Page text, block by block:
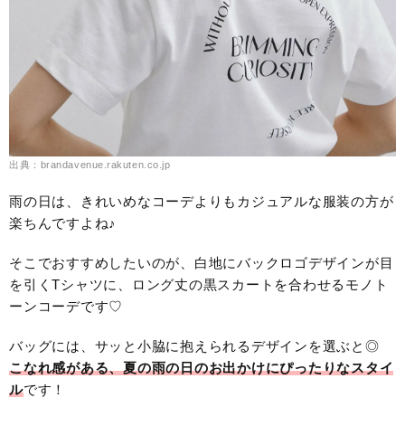
出典：brandavenue.rakuten.co.jp
雨の日は、きれいめなコーデよりもカジュアルな服装の方が
楽ちんですよね♪
そこでおすすめしたいのが、白地にバックロゴデザインが目
を引くTシャツに、ロング丈の黒スカートを合わせるモノト
ーンコーデです♡
バッグには、サッと小脇に抱えられるデザインを選ぶと◎
こなれ感がある、夏の雨の日のお出かけにぴったりなスタイ
ルです！